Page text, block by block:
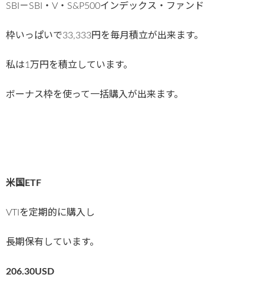
SBI－SBI・V・S&P500インデックス・ファンド
枠いっぱいで33,333円を毎月積立が出来ます。
私は1万円を積立しています。
ボーナス枠を使って一括購入が出来ます。
米国ETF
VTIを定期的に購入し
長期保有しています。
206.30USD